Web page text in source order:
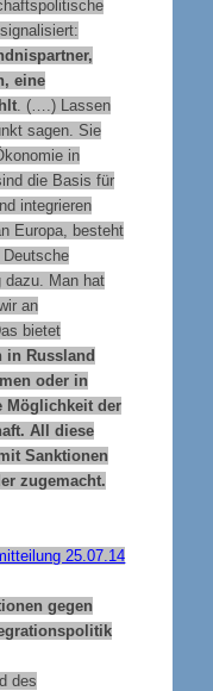
eine
. (….) Lassen
sagen. Sie
in
die Basis für
integrieren
Europa, besteht
dazu. Man hat
an
bietet
in Russland
oder in
Möglichkeit der
All diese
Sanktionen
zugemacht.
25.07.14
gegen
des